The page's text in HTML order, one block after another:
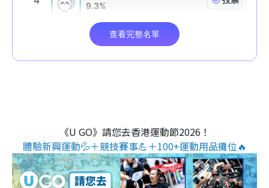
《U GO》請您去香港運動節2026！
體驗新興運動💦＋競技賽事💪＋100+運動用品攤位🔥